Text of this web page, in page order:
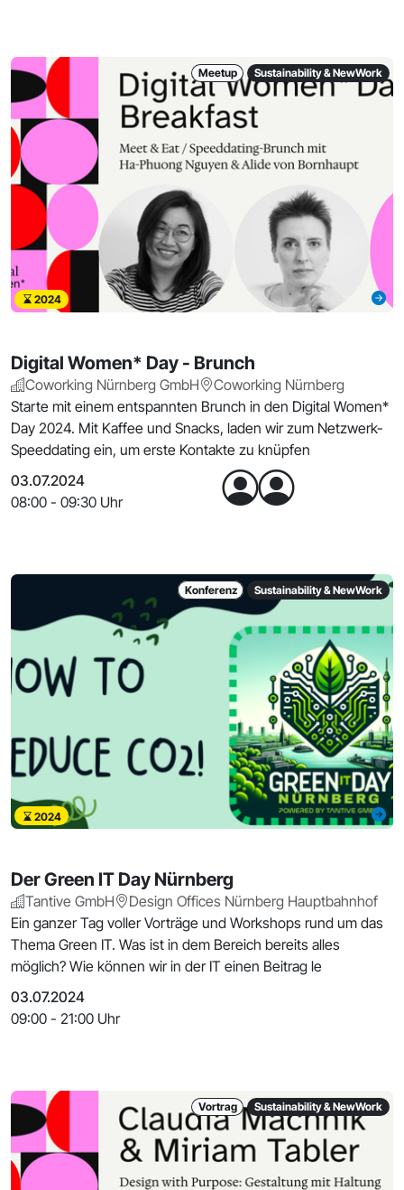
Meetup Sustainability & NewWork
2024
Digital Women* Day - Brunch
Coworking Nürnberg GmbH
Coworking Nürnberg
Starte mit einem entspannten Brunch in den Digital Women*
Day 2024. Mit Kaffee und Snacks, laden wir zum Netzwerk-
Speeddating ein, um erste Kontakte zu knüpfen
03.07.2024
08:00 - 09:30 Uhr
Konferenz Sustainability & NewWork
2024
Der Green IT Day Nürnberg
Tantive GmbH
Design Offices Nürnberg Hauptbahnhof
Ein ganzer Tag voller Vorträge und Workshops rund um das
Thema Green IT. Was ist in dem Bereich bereits alles
möglich? Wie können wir in der IT einen Beitrag le
03.07.2024
09:00 - 21:00 Uhr
Vortrag Sustainability & NewWork